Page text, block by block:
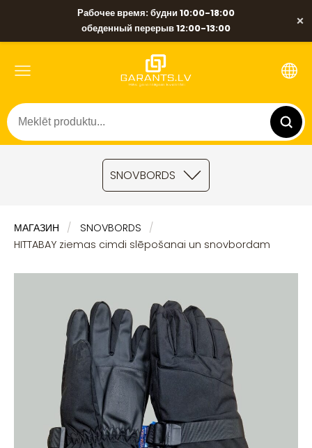
Рабочее время: будни 10:00-18:00
обеденный перерыв 12:00-13:00
×
SNOVBORDS
МАГАЗИН
SNOVBORDS
HITTABAY ziemas cimdi slēpošanai un snovbordam